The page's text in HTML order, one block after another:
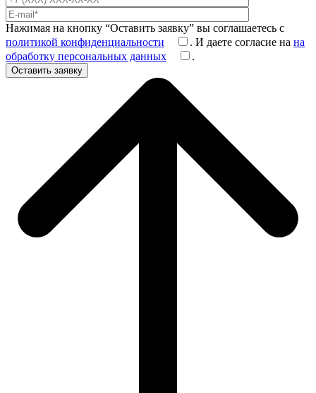
Нажимая на кнопку “Оставить заявку” вы соглашаетесь с
политикой конфиденциальности
. И даете согласие на на
обработку персональных данных
.
Оставить заявку